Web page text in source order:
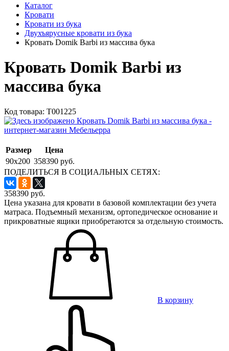
Каталог
Кровати
Кровати из бука
Двухъярусные кровати из бука
Кровать Domik Barbi из массива бука
Кровать Domik Barbi из
массива бука
Код товара: Т001225
Размер
Цена
90x200 358390 руб.
ПОДЕЛИТЬСЯ В СОЦИАЛЬНЫХ СЕТЯХ:
358390 руб.
Цена указана для кровати в базовой комплектации без учета
матраса. Подъемный механизм, ортопедическое основание и
прикроватные ящики приобретаются за отдельную стоимость.
В корзину